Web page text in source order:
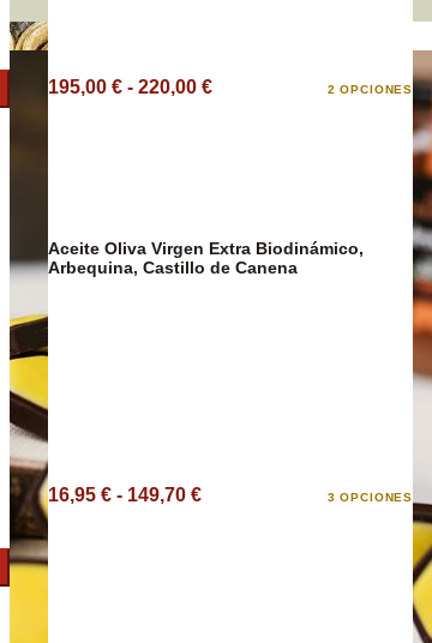
195,00 € - 220,00 € 2 OPCIONES
DESCUENTO
Aceite Oliva Virgen Extra Biodinámico,
Arbequina, Castillo de Canena
16,95 € - 149,70 € 3 OPCIONES